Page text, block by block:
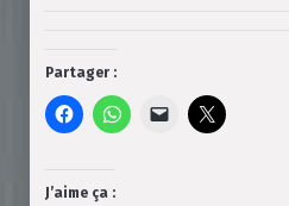
Partager :
J’aime ça :